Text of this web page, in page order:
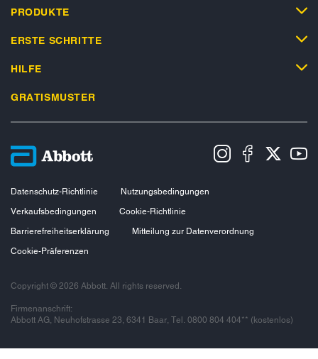
PRODUKTE
ERSTE SCHRITTE
HILFE
GRATISMUSTER
Datenschutz-Richtlinie
Nutzungsbedingungen
Verkaufsbedingungen
Cookie-Richtlinie
Barrierefreiheitserklärung
Mitteilung zur Datenverordnung
Cookie-Präferenzen
Copyright © 2026 Abbott. All rights reserved.
Firmenanschrift:
Abbott AG, Neuhofstrasse 23, 6341 Baar, Tel. 0800 804 404** (kostenlos)